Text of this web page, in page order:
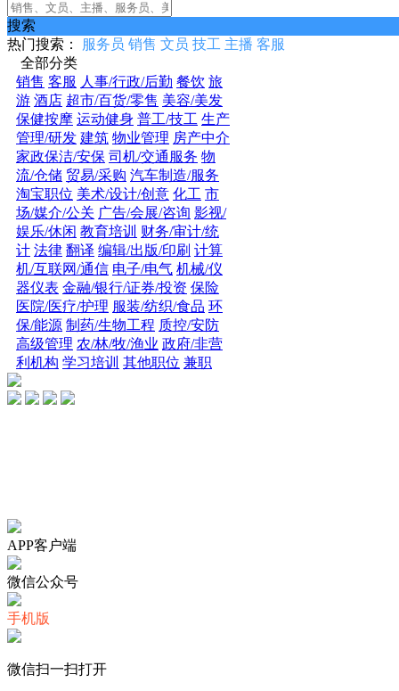
搜索
热门搜索：
服务员 销售 文员 技工 主播 客服
全部分类
销售 客服 人事/行政/后勤 餐饮 旅
游 酒店 超市/百货/零售 美容/美发
保健按摩 运动健身 普工/技工 生产
管理/研发 建筑 物业管理 房产中介
家政保洁/安保 司机/交通服务 物
流/仓储 贸易/采购 汽车制造/服务
淘宝职位 美术/设计/创意 化工 市
场/媒介/公关 广告/会展/咨询 影视/
娱乐/休闲 教育培训 财务/审计/统
计 法律 翻译 编辑/出版/印刷 计算
机/互联网/通信 电子/电气 机械/仪
器仪表 金融/银行/证券/投资 保险
医院/医疗/护理 服装/纺织/食品 环
保/能源 制药/生物工程 质控/安防
高级管理 农/林/牧/渔业 政府/非营
利机构 学习培训 其他职位 兼职
APP客户端
微信公众号
手机版
微信扫一扫打开